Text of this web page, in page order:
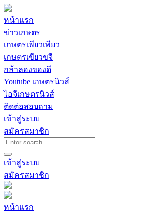
หน้าแรก
ข่าวเกษตร
เกษตรเพียวเพียว
เกษตรเขียวขจี
กล้าลองของดี
Youtube เกษตรนิวส์
ไอจีเกษตรนิวส์
ติดต่อสอบถาม
เข้าสู่ระบบ
สมัครสมาชิก
เข้าสู่ระบบ
สมัครสมาชิก
หน้าแรก